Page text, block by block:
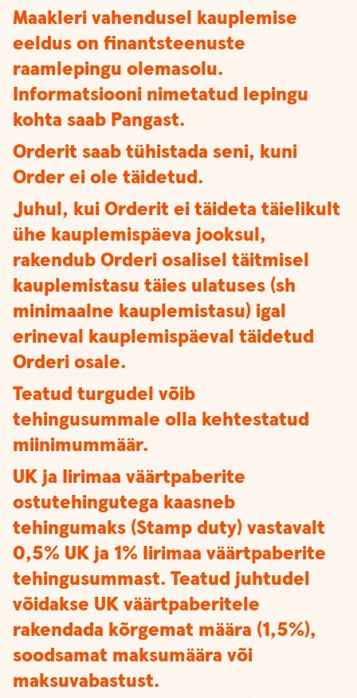
Maakleri vahendusel kauplemise
eeldus on finantsteenuste
raamlepingu olemasolu.
Informatsiooni nimetatud lepingu
kohta saab Pangast.
Orderit saab tühistada seni, kuni
Order ei ole täidetud.
Juhul, kui Orderit ei täideta täielikult
ühe kauplemispäeva jooksul,
rakendub Orderi osalisel täitmisel
kauplemistasu täies ulatuses (sh
minimaalne kauplemistasu) igal
erineval kauplemispäeval täidetud
Orderi osale.
Teatud turgudel võib
tehingusummale olla kehtestatud
miinimummäär.
UK ja Iirimaa väärtpaberite
ostutehingutega kaasneb
tehingumaks (Stamp duty) vastavalt
0,5% UK ja 1% Iirimaa väärtpaberite
tehingusummast. Teatud juhtudel
võidakse UK väärtpaberitele
rakendada kõrgemat määra (1,5%),
soodsamat maksumäära või
maksuvabastust.